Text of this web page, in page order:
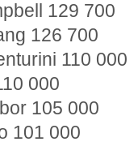
129 700
126 700
110 000
000
105 000
101 000